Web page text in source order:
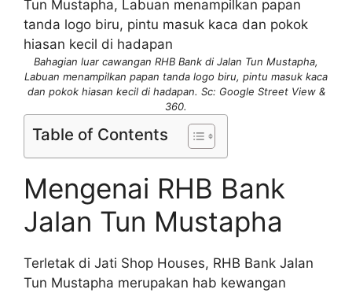
Bahagian luar cawangan RHB Bank di Jalan Tun Mustapha,
Labuan menampilkan papan tanda logo biru, pintu masuk kaca
dan pokok hiasan kecil di hadapan. Sc: Google Street View &
360.
Table of Contents
Mengenai RHB Bank
Jalan Tun Mustapha
Terletak di Jati Shop Houses, RHB Bank Jalan
Tun Mustapha merupakan hab kewangan